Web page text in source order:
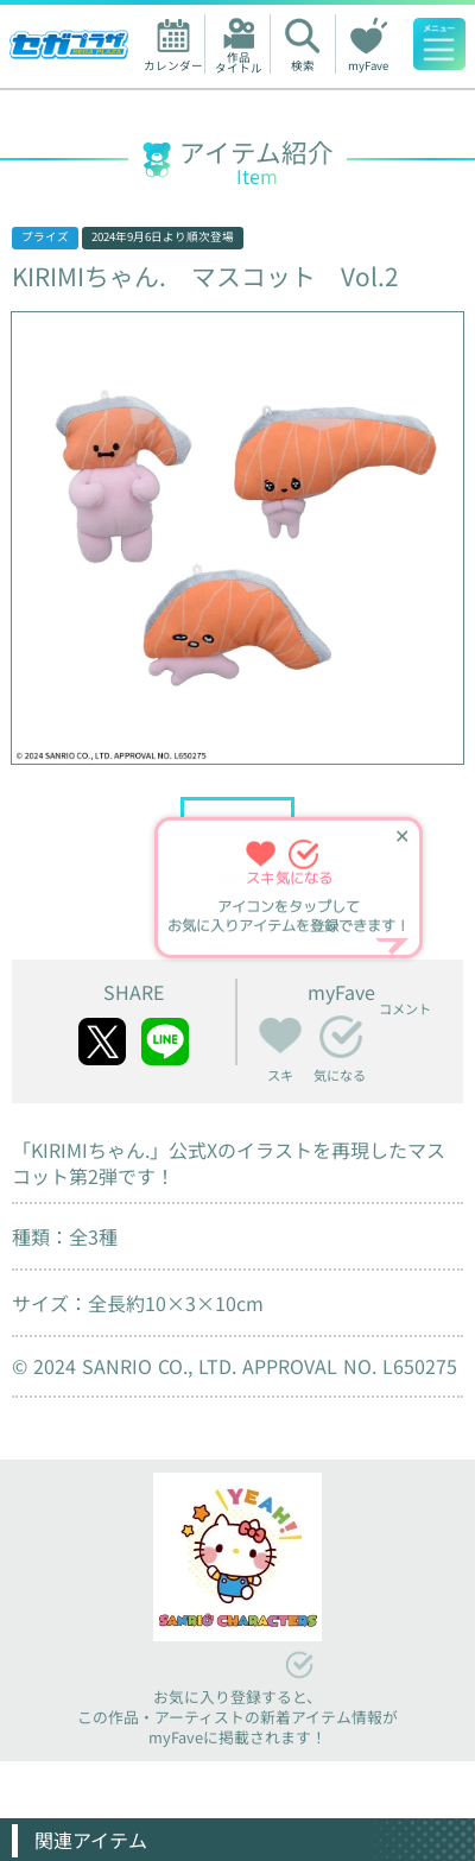
カレンダー 作品
タイトル 検索 myFave
人気ワード
アイテム紹介
Item
プライズ 2024年9月6日 より順次登場
KIRIMIちゃん. マスコット Vol.2
✕
スキ気になる
アイコンをタップして
お気に入りアイテムを登録できます！
SHARE myFave
スキ 気になる
コメント
「KIRIMIちゃん.」公式Xのイラストを再現したマス
コット第2弾です！
種類：全3種
サイズ：全長約10×3×10cm
© 2024 SANRIO CO., LTD. APPROVAL NO. L650275
お気に入り登録すると、
この作品・アーティストの新着アイテム情報が
myFaveに掲載されます！
関連アイテム